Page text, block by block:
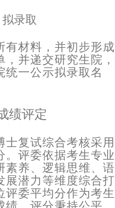
拟录取
有材料，并初步形成
，并递交研究生院，
统一公示拟录取名
绩评定
士复试综合考核采用
。评委依据考生专业
素养、逻辑思维、语
展潜力等维度综合打
评委平均分作为考生